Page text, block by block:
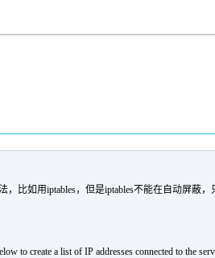
比如用iptables，但是iptables不能在自动屏蔽
to create a list of IP addresses connected to the